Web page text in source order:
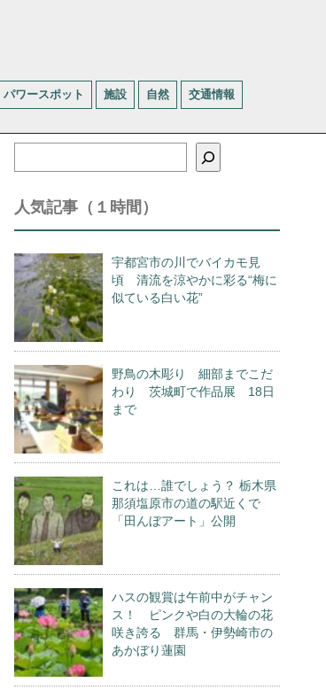
パワースポット 施設 自然 交通情報
索
人気記事（１時間）
宇都宮市の川でバイカモ見
頃 清流を涼やかに彩る“梅に
似ている白い花”
野鳥の木彫り 細部までこだ
わり 茨城町で作品展 18日
まで
これは…誰でしょう？ 栃木県
那須塩原市の道の駅近くで
「田んぼアート」公開
ハスの観賞は午前中がチャン
ス！ ピンクや白の大輪の花
咲き誇る 群馬・伊勢崎市の
あかぼり蓮園